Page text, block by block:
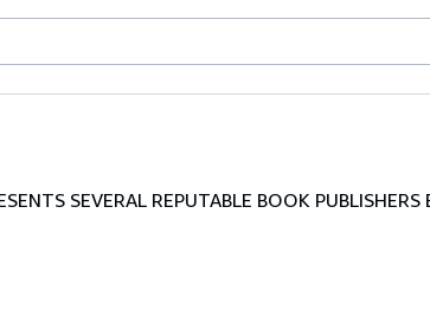
SEVERAL REPUTABLE BOOK